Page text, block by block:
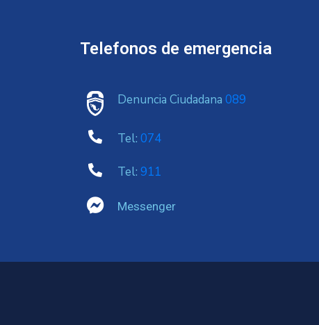
Telefonos de emergencia
Denuncia Ciudadana 089
Tel: 074
Tel: 911
Messenger